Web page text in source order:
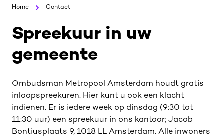
homepagina
Home Contact
Spreekuur in uw
gemeente
Ombudsman Metropool Amsterdam houdt gratis
inloopspreekuren. Hier kunt u ook een klacht
indienen. Er is iedere week op dinsdag (9:30 tot
11:30 uur) een spreekuur in ons kantoor; Jacob
Bontiusplaats 9, 1018 LL Amsterdam. Alle inwoners